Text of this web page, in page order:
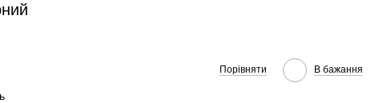
Порівняти В бажання